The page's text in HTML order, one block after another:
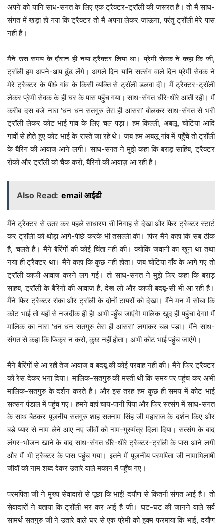
अपने को यानि साध-संगत के लिए एक ट्रैक्टर-ट्रॉली की जरूरत है। तो मैं साध-
संगत में खड़ा हो गया कि ट्रैक्टर तो मैं अपना लेकर जाऊंगा, परंतु ट्रॉली मेरे पास
नहीं है।
मैंने उस समय के दौरान ही नया ट्रैक्टर लिया था। प्रेमी सेवक ने कहा कि जी,
ट्रॉली हम अपने-आप ढूंढ लेंगे। अगले दिन यानि सत्संग वाले दिन प्रेमी सेवक ने
मेरे ट्रैक्टर के पीछे गांव के किसी व्यक्ति से ट्रॉली डलवा दी। मैं ट्रैक्टर-ट्रॉली
लेकर प्रेमी सेवक के ही घर के पास पहुँच गया। साध-संगत धीरे-धीरे आती रही। मैं
करीब दस बजे नारा ‘धन धन सतगुुरु तेरा ही आसरा’ बोलकर साध-संगत से भरी
ट्रॉली लेकर कोट भाई गांव के लिए चल पड़ा। हम किल्ली, अबलू, चोटियां आदि
गांवों से होते हुए कोट भाई के रास्ते जा रहे थे। जब हम अबलू गांव में पहुँचे तो ट्रॉली
के बैरिंग की आवाज आने लगी। साध-संगत ने मुझे कहा कि बराड़ साहिब, ट्रैक्टर
रोको और ट्रॉली को चैक करो, बैरिंगों की आवाज़ आ रही है।
Also Read: email आईडी
मैंने ट्रैक्टर से उतर कर पहले साधारण सी निगाह से देखा और फिर ट्रैक्टर स्टार्ट
कर ट्रॉली को थोड़ा आगे-पीछे करके भी तसल्ली की। फिर मैंने कहा कि सब ठीक
है, चलते हैं। मैंने बैरिंगों की कोई चिंता नहीं की। क्योंकि जवानी का खून था तथा
नया ही ट्रैक्टर था। मैंने कहा कि कुछ नहीं होता। जब चोटियां गाँव के आगे गए तो
ट्रॉली काफी आवाज करने लग गई। तो साध-संगत ने मुझे फिर कहा कि बराड़
साहब, ट्रॉली के बैरिंगों की आवाज है, देख लो और काफी बदबू-सी भी आ रही है।
मैंने फिर ट्रैक्टर रोका और ट्रॉली के दोनों टायरों को देखा। मैंने मन में सोचा कि
कोट भाई तो यहाँ से नजदीक ही है! अभी पहुँच जाएंगे! मालिक खुद ही पहुंचा देगा! मैं
मालिक का नारा ‘धन धन सतगुरु तेरा ही आसरा’ लगाकर चल पड़ा। मैंने साध-
संगत से कहा कि फिक्र न करो, कुछ नहीं होता। अभी कोट भाई पहुंच जाएंगे।
मैंने बैरिंगों से आ रही तेज आवाज व बदबू की कोई परवाह नहीं की। मैंने फिर ट्रैक्टर
को रेस देकर भगा दिया। मालिक-सतगुरु की मस्ती थी कि समय पर पहुंच कर अभी
मालिक-सतगुरु के दर्शन करते हैं। और इस तरह हम कुछ ही समय में कोट भाई
सत्संग पंडाल में पहुंच गए। हमने वहां चाय-पानी पिया और फिर सत्संग में साध-संगत
के साथ बैठकर पूजनीय सतगुरु शाह सतनाम सिंह जी महाराज के दर्शन किए और
बड़े प्यार से नाम लेने आए नए जीवों को नाम-गुरुमंत्र दिला दिया। सत्संग के बाद
लंगर-भोजन खाने के बाद साध-संगत धीरे-धीरे ट्रैक्टर-ट्रॉली के पास आने लगी
और मैं भी ट्रैक्टर के पास पहुंच गया। इतने में पूजनीय परमपिता जी नामाभिलाषी
जीवों को नाम शब्द देकर उतारे वाले मकान में पहुँच गए।
परमपिता जी ने मुख्य सेवादारों से पूछा कि भाई! दयौण से कितनी संगत आई है। तो
सेवादारों ने बताया कि ट्रॉली भर कर आई है जी। घट-घट की जानने वाले सर्व
सामर्थ सतगुरु जी ने उतारे वाले घर से एक प्रेमी को हुक्म फरमाया कि भाई, दयौण